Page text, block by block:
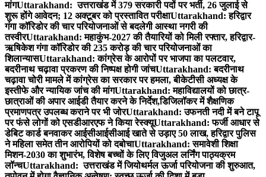
मांगUttarakhand: उत्तराखंड में 379 सरकारी पदों पर भर्ती, 26 जुलाई से
शुरू होंगे आवेदन; 12 अक्टूबर को प्रस्तावित परीक्षाUttarakhand: हरिद्वार
गंगा कॉरिडोर की चार परियोजनाओं से बदलेगी आस्था नगरी की
तस्वीरUttarakhand: महाकुंभ-2027 की तैयारियों को मिली रफ्तार, हरिद्वार-
ऋषिकेश गंगा कॉरिडोर की 235 करोड़ की चार परियोजनाओं का
शिलान्यासUttarakhand: कांग्रेस के आरोपों पर भाजपा का पलटवार,
बदरीनाथ चढ़ावा प्रकरण की निष्पक्ष होगी जांचUttarakhand: बदरीनाथ
चढ़ावा चोरी मामले में कांग्रेस का सरकार पर हमला, बीकेटीसी अध्यक्ष के
इस्तीफे और न्यायिक जांच की मांगUttarakhand: महाविद्यालयों को छात्र-
छात्राओं की अपार आईडी तैयार करने के निर्देश,डिजिलॉकर में शैक्षणिक
प्रमाणपत्र उपलब्ध कराने पर भी जोरUttarakhand: उफनती नदी में बने टापू
पर फंसे लोगों को एसडीआरएफ ने किया रेस्क्यूUttarakhand: फर्जी आधार से
डेबिट कार्ड बनवाकर आईसीआईसीआई खाते से उड़ाए 50 लाख, हरिद्वार पुलिस
ने महिला समेत तीन आरोपियों को दबोचाUttarakhand: समावेशी शिक्षा
मिशन-2030 का शुभारंभ, विशेष बच्चों के लिए विजुअल लर्निंग पाठ्यक्रम
लॉन्चUttarakhand: उत्तराखंड में जियोथर्मल ऊर्जा परियोजना की शुरुआत,